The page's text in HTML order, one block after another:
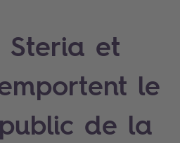
Steria et
le
de la